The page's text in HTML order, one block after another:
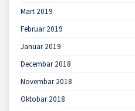
Mart 2019
Februar 2019
Januar 2019
Decembar 2018
Novembar 2018
Oktobar 2018